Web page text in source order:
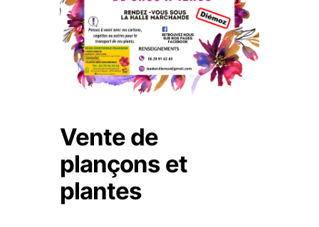
Vente de
plançons et
plantes